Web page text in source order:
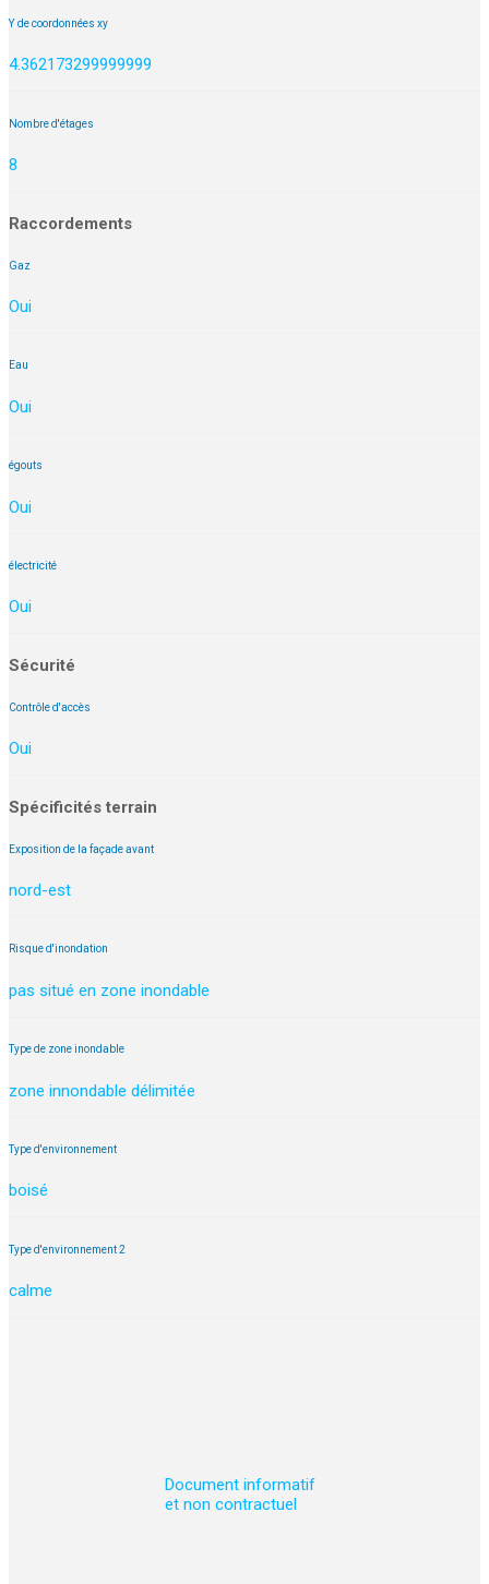
Y de coordonnées xy
4.362173299999999
Nombre d'étages
8
Raccordements
Gaz
Oui
Eau
Oui
égouts
Oui
électricité
Oui
Sécurité
Contrôle d'accès
Oui
Spécificités terrain
Exposition de la façade avant
nord-est
Risque d'inondation
pas situé en zone inondable
Type de zone inondable
zone innondable délimitée
Type d'environnement
boisé
Type d'environnement 2
calme
Document informatif
et non contractuel